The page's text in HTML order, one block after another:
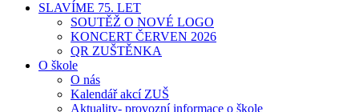
SLAVÍME 75. LET
SOUTĚŽ O NOVÉ LOGO
KONCERT ČERVEN 2026
QR ZUŠTĚNKA
O škole
O nás
Kalendář akcí ZUŠ
Aktuality- provozní informace o škole